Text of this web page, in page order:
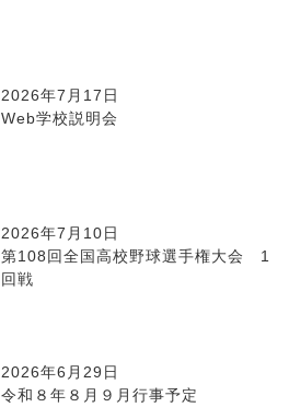
2026年7月17日
Web学校説明会
2026年7月10日
第108回全国高校野球選手権大会 1
回戦
2026年6月29日
令和８年８月９月行事予定